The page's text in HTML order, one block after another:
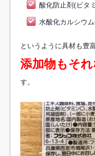
酸化防止剤(ビタ
水酸化カルシウ
というように具材も豊
添加物もそれ
す。